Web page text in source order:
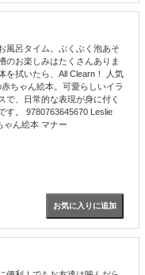
風呂タイム。ぶくぶく泡あそ
のお楽しみはたくさんありま
を拭いたら、All Clearn！ 人気
ちゃん絵本。可愛らしいイラ
で、日常的な表現が身に付く
す。 9780763645670 Leslie
ゃん絵本 マナー